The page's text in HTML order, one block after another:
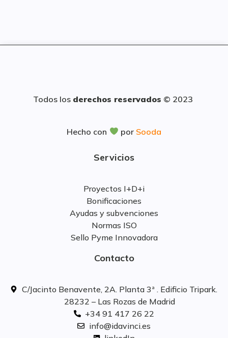
Todos los derechos reservados © 2023
Hecho con por Sooda
Servicios
Proyectos I+D+i
Bonificaciones
Ayudas y subvenciones
Normas ISO
Sello Pyme Innovadora
Contacto
C/Jacinto Benavente, 2A. Planta 3ª . Edificio Tripark.
28232 – Las Rozas de Madrid
+34 91 417 26 22
info@idavinci.es